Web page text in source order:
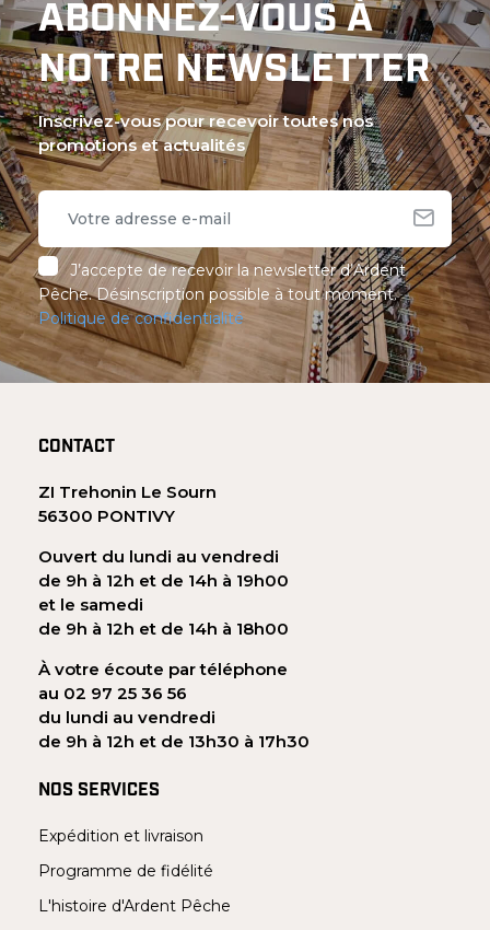
ABONNEZ-VOUS À
NOTRE NEWSLETTER
Inscrivez-vous pour recevoir toutes nos
promotions et actualités
J’accepte de recevoir la newsletter d’Ardent
Pêche. Désinscription possible à tout moment.
Politique de confidentialité
CONTACT
ZI Trehonin Le Sourn
56300 PONTIVY
Ouvert du lundi au vendredi
de 9h à 12h et de 14h à 19h00
et le samedi
de 9h à 12h et de 14h à 18h00
À votre écoute par téléphone
au 02 97 25 36 56
du lundi au vendredi
de 9h à 12h et de 13h30 à 17h30
NOS SERVICES
Expédition et livraison
Programme de fidélité
L'histoire d'Ardent Pêche